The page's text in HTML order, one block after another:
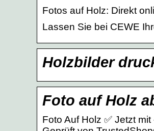
Fotos auf Holz: Direkt
Lassen Sie bei CEWE
Holzbilder
Foto auf Holz
Foto Auf Holz ✅ Jetzt